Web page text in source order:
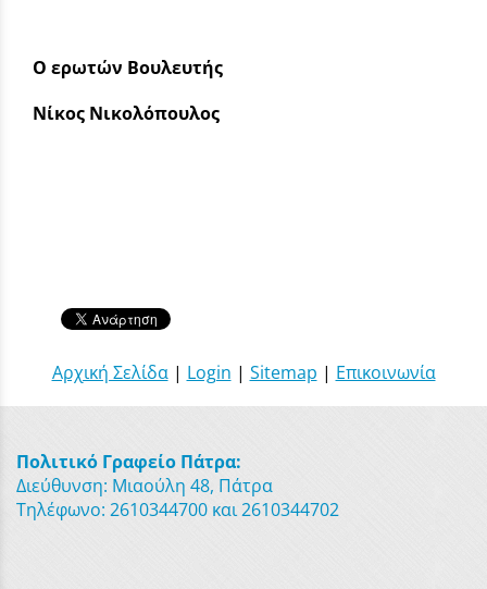
Ο ερωτών Βουλευτής
Νίκος Νικολόπουλος
Αρχική Σελίδα| Login | Sitemap | Επικοινωνία
Πολιτικό Γραφείο Πάτρα:
Διεύθυνση: Μιαούλη 48, Πάτρα
Τηλέφωνο: 2610344700 και 2610344702